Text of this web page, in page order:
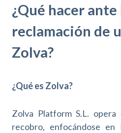
¿Qué hacer ante
reclamación de
Zolva?
¿Qué es Zolva?
Zolva Platform S.L.
recobro, enfocándose